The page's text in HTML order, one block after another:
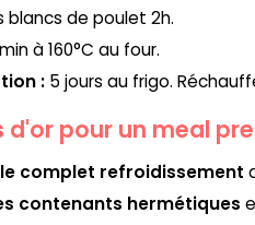
blancs de poulet 2h.
à 160°C au four.
: 5 jours au frigo.
d'or pour un meal
complet refroidissement
contenants hermétiques